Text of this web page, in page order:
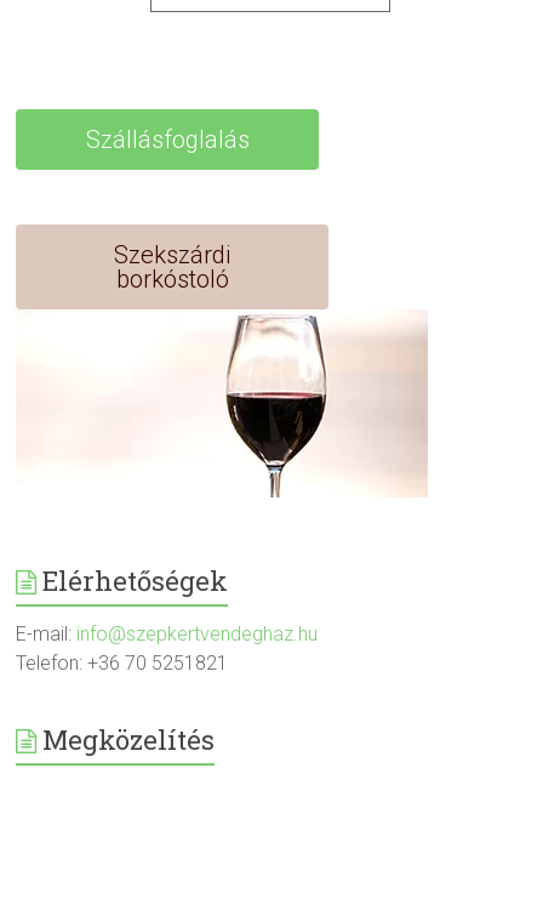
Szállásfoglalás
Szekszárdi
borkóstoló
Elérhetőségek
E-mail: info@szepkertvendeghaz.hu
Telefon: +36 70 5251821
Megközelítés